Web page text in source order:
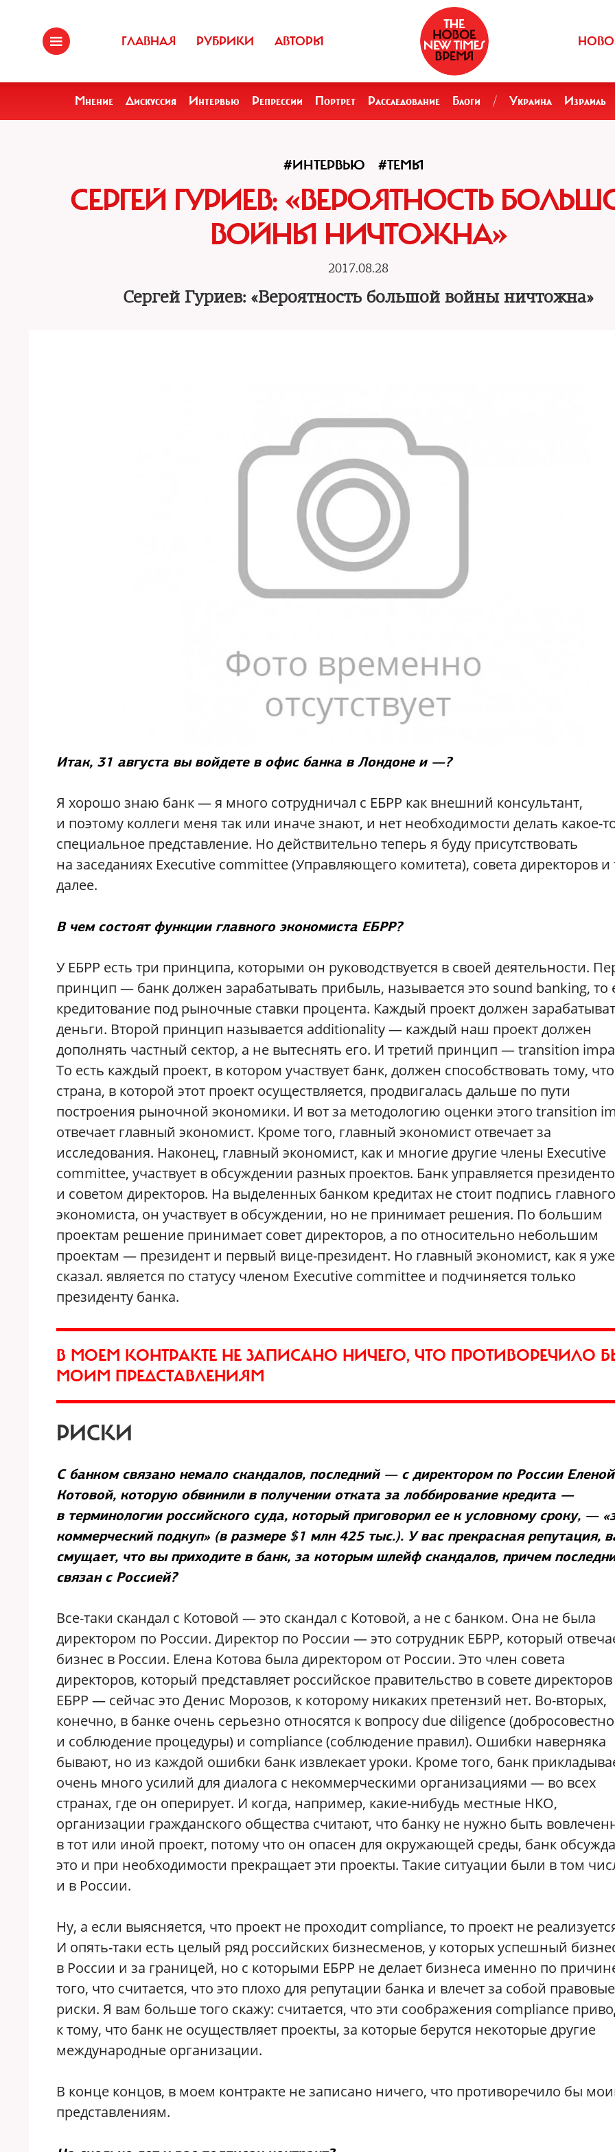
ГЛАВНАЯ РУБРИКИ АВТОРЫ
Мнение Дискуссия Интервью Репрессии Портрет Расследование Блоги / Украина Израиль
#ИНТЕРВЬЮ #ТЕМЫ
СЕРГЕЙ ГУРИЕВ: «ВЕРОЯТНОСТЬ
ВОЙНЫ НИЧТОЖНА»
2017.08.28
Сергей Гуриев: «Вероятность большой войны ничтожна»
Итак, 31 августа вы войдете в офис банка в Лондоне и —?
Я хорошо знаю банк — я много сотрудничал с ЕБРР как внешний консультант,
и поэтому коллеги меня так или иначе знают, и нет необходимости делать какое-
специальное представление. Но действительно теперь я буду присутствовать
на заседаниях Executive committee (Управляющего комитета), cовета директоров и
далее.
В чем состоят функции главного экономиста ЕБРР?
У ЕБРР есть три принципа, которыми он руководствуется в своей деятельности.
принцип — банк должен зарабатывать прибыль, называется это sound banking, то
кредитование под рыночные ставки процента. Каждый проект должен
деньги. Второй принцип называется additionality — каждый наш проект должен
дополнять частный сектор, а не вытеснять его. И третий принцип — transition
То есть каждый проект, в котором участвует банк, должен способствовать тому,
страна, в которой этот проект осуществляется, продвигалась дальше по пути
построения рыночной экономики. И вот за методологию оценки этого transition
отвечает главный экономист. Кроме того, главный экономист отвечает за
исследования. Наконец, главный экономист, как и многие другие члены Executive
committee, участвует в обсуждении разных проектов. Банк управляется
и советом директоров. На выделенных банком кредитах не стоит подпись главного
экономиста, он участвует в обсуждении, но не принимает решения. По большим
проектам решение принимает совет директоров, а по относительно небольшим
проектам — президент и первый вице-президент. Но главный экономист, как я уже
сказал. является по статусу членом Executive committee и подчиняется только
президенту банка.
В МОЕМ КОНТРАКТЕ НЕ ЗАПИСАНО НИЧЕГО, ЧТО ПРОТИВОРЕЧИЛО
МОИМ ПРЕДСТАВЛЕНИЯМ
РИСКИ
С банком связано немало скандалов, последний — с директором по России Еленой
Котовой, которую обвинили в получении отката за лоббирование кредита —
в терминологии российского суда, который приговорил ее к условному сроку, —
коммерческий подкуп» (в размере $1 млн 425 тыс.). У вас прекрасная репутация,
смущает, что вы приходите в банк, за которым шлейф скандалов, причем
связан с Россией?
Все-таки скандал с Котовой — это скандал с Котовой, а не с банком. Она не была
директором по России. Директор по России — это сотрудник ЕБРР, который
бизнес в России. Елена Котова была директором от России. Это член совета
директоров, который представляет российское правительство в совете директоров
ЕБРР — сейчас это Денис Морозов, к которому никаких претензий нет. Во-вторых,
конечно, в банке очень серьезно относятся к вопросу due diligence
и соблюдение процедуры) и compliance (соблюдение правил). Ошибки наверняка
бывают, но из каждой ошибки банк извлекает уроки. Кроме того, банк
очень много усилий для диалога с некоммерческими организациями — во всех
странах, где он оперирует. И когда, например, какие-нибудь местные НКО,
организации гражданского общества считают, что банку не нужно быть
в тот или иной проект, потому что он опасен для окружающей среды, банк
это и при необходимости прекращает эти проекты. Такие ситуации были в том
и в России.
Ну, а если выясняется, что проект не проходит compliance, то проект не
И опять-таки есть целый ряд российских бизнесменов, у которых успешный
в России и за границей, но с которыми ЕБРР не делает бизнеса именно по
того, что считается, что это плохо для репутации банка и влечет за собой правовые
риски. Я вам больше того скажу: считается, что эти соображения compliance
к тому, что банк не осуществляет проекты, за которые берутся некоторые другие
международные организации.
В конце концов, в моем контракте не записано ничего, что противоречило бы
представлениям.